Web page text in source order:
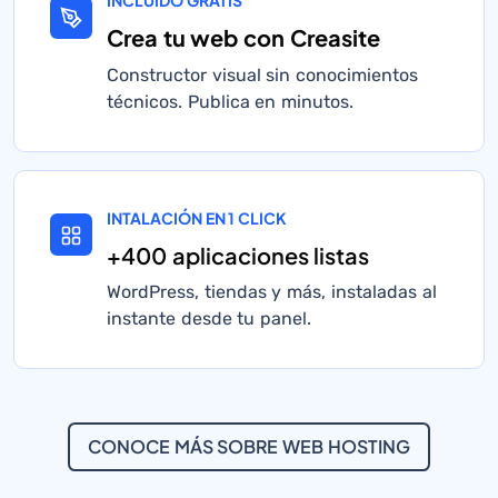
Crea tu web con Creasite
Constructor visual sin conocimientos
técnicos. Publica en minutos.
INTALACIÓN EN 1 CLICK
+400 aplicaciones listas
WordPress, tiendas y más, instaladas al
instante desde tu panel.
CONOCE MÁS SOBRE WEB HOSTING